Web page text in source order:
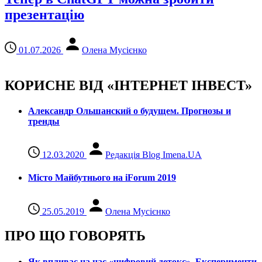
презентацію
01.07.2026 Олена Мусієнко
КОРИСНЕ ВІД «ІНТЕРНЕТ ІНВЕСТ»
Александр Ольшанский о будущем. Прогнозы и
тренды
12.03.2020 Редакція Blog Imena.UA
Місто Майбутнього на iForum 2019
25.05.2019 Олена Мусієнко
ПРО ЩО ГОВОРЯТЬ